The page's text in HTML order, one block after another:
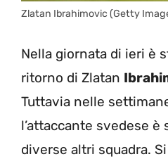
Zlatan Ibrahimovic (Getty
Nella giornata di ieri è
ritorno di Zlatan
Tuttavia nelle
l’attaccante svedese è
diverse altri squadra.